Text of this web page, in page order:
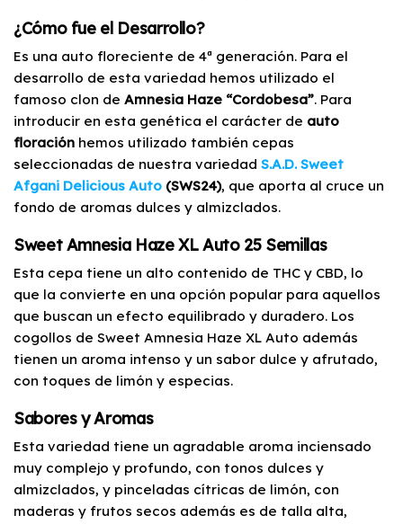
¿Cómo fue el Desarrollo?
Es una auto floreciente de 4ª generación. Para el
desarrollo de esta variedad hemos utilizado el
famoso clon de Amnesia Haze “Cordobesa”. Para
introducir en esta genética el carácter de auto
floración hemos utilizado también cepas
seleccionadas de nuestra variedad S.A.D. Sweet
Afgani Delicious Auto (SWS24), que aporta al cruce un
fondo de aromas dulces y almizclados.
Sweet Amnesia Haze XL Auto 25 Semillas
Esta cepa tiene un alto contenido de THC y CBD, lo
que la convierte en una opción popular para aquellos
que buscan un efecto equilibrado y duradero. Los
cogollos de Sweet Amnesia Haze XL Auto además
tienen un aroma intenso y un sabor dulce y afrutado,
con toques de limón y especias.
Sabores y Aromas
Esta variedad tiene un agradable aroma inciensado
muy complejo y profundo, con tonos dulces y
almizclados, y pinceladas cítricas de limón, con
maderas y frutos secos además es de talla alta,